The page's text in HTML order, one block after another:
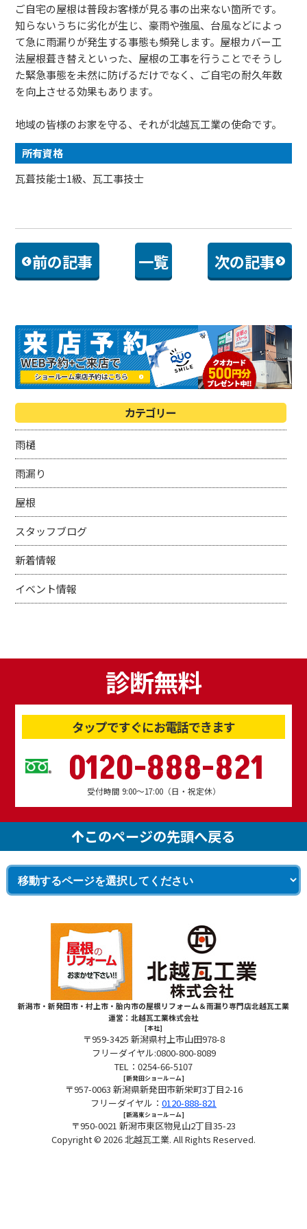
ご自宅の屋根は普段お客様が見る事の出来ない箇所です。
知らないうちに劣化が生じ、豪雨や強風、台風などによっ
て急に雨漏りが発生する事態も頻発します。屋根カバー工
法屋根葺き替えといった、屋根の工事を行うことでそうし
た緊急事態を未然に防げるだけでなく、ご自宅の耐久年数
を向上させる効果もあります。
地域の皆様のお家を守る、それが北越瓦工業の使命です。
所有資格
瓦葺技能士1級、瓦工事技士
前の記事 一覧 次の記事
カテゴリー
雨樋
雨漏り
屋根
スタッフブログ
新着情報
イベント情報
診断無料
タップですぐにお電話できます
0120-888-821
受付時間 9:00～17:00（日・祝定休）
このページの先頭へ戻る
新潟市・新発田市・村上市・胎内市の屋根リフォーム＆雨漏り専門店北越瓦工業
運営：北越瓦工業株式会社
[本社]
〒959-3425 新潟県村上市山田978-8
フリーダイヤル:0800-800-8089
TEL：0254-66-5107
[新発田ショールーム]
〒957-0063 新潟県新発田市新栄町3丁目2-16
フリーダイヤル： 0120-888-821
[新潟東ショールーム]
〒950-0021 新潟市東区物見山2丁目35-23
Copyright © 2026北越瓦工業. All Rights Reserved.